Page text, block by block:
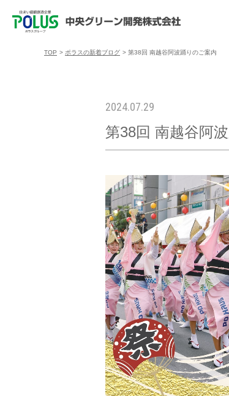
物件一覧
今週の現地見学会
ブランドから探す
特集から探す
ご入居までの流れ
分譲地コミュニティ
暮らしステキセミナー＆カルチャー
入居者交流会 コ
ハートフルご紹介制度
トップメッセージ
受賞実績
採用TOP
TOP > ポラスの新着ブログ > 第38回 南越谷阿波踊りのご案内
2024.07.29
第38回 南越谷阿